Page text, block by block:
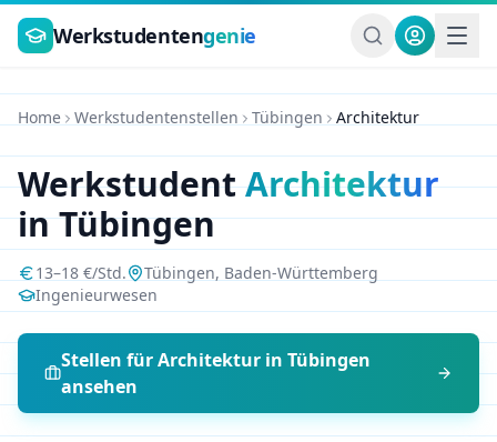
Zum Hauptinhalt springen
Werkstudentengenie
Home Werkstudentenstellen Tübingen Architektur
WerkstudentArchitektur
inTübingen
13–18 €/Std. Tübingen, Baden-Württemberg
Ingenieurwesen
Stellen fürArchitektur inTübingen
ansehen